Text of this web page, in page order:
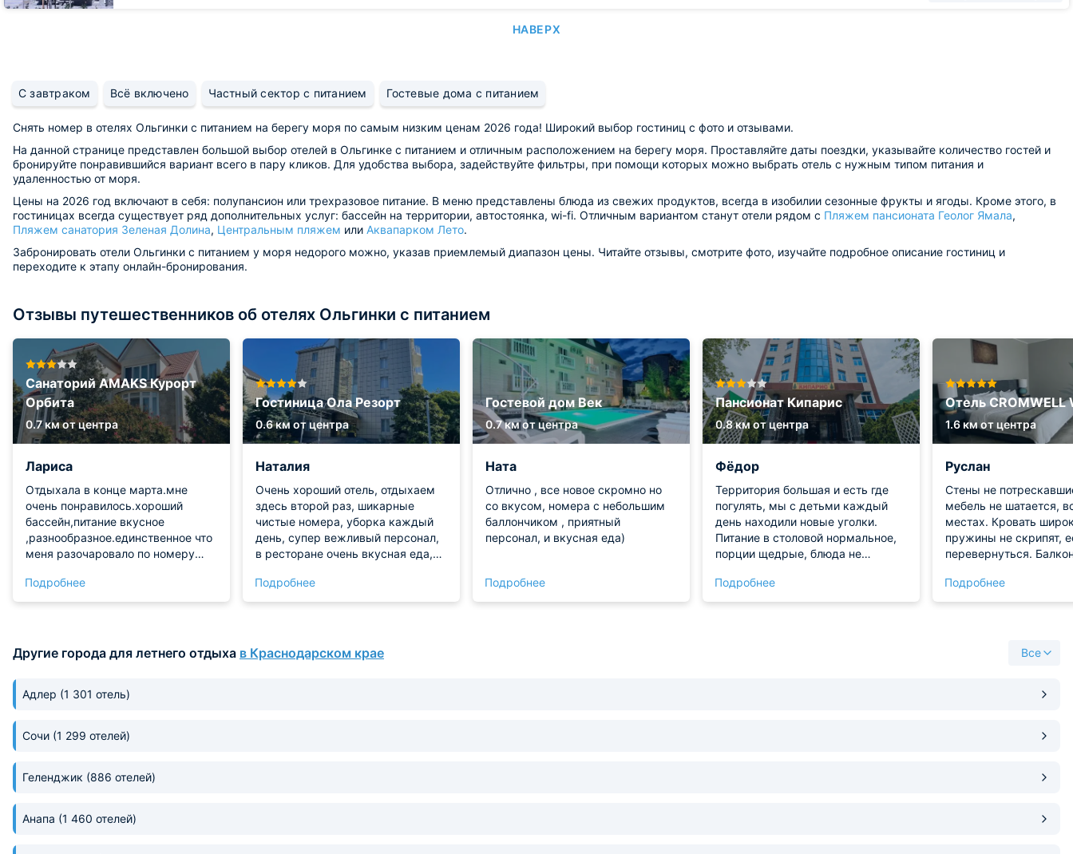
НАВЕРХ
С завтраком Всё включено Частный сектор с питанием Гостевые дома с питанием
Снять номер в отелях Ольгинки с питанием на берегу моря по самым низким ценам 2026 года! Широкий выбор гостиниц с фото и отзывами.
На данной странице представлен большой выбор отелей в Ольгинке c питанием и отличным расположением на берегу моря. Проставляйте даты поездки, указывайте количество гостей и
бронируйте понравившийся вариант всего в пару кликов. Для удобства выбора, задействуйте фильтры, при помощи которых можно выбрать отель с нужным типом питания и
удаленностью от моря.
Цены на 2026 год включают в себя: полупансион или трехразовое питание. В меню представлены блюда из свежих продуктов, всегда в изобилии сезонные фрукты и ягоды. Кроме этого, в
гостиницах всегда существует ряд дополнительных услуг: бассейн на территории, автостоянка, wi-fi. Отличным вариантом станут отели рядом с Пляжем пансионата Геолог Ямала,
Пляжем санатория Зеленая Долина, Центральным пляжем или Аквапарком Лето.
Забронировать отели Ольгинки с питанием у моря недорого можно, указав приемлемый диапазон цены. Читайте отзывы, смотрите фото, изучайте подробное описание гостиниц и
переходите к этапу онлайн-бронирования.
Отзывы путешественников об отелях Ольгинки с питанием
Санаторий AMAKS Курорт
Орбита
0.7 км от центра
Лариса
Отдыхала в конце марта.мне
очень понравилось.хороший
бассейн,питание вкусное
,разнообразное.единственное что
меня разочаровало по номеру
шторах. Персонал очень
дружелюбный,всё
Подробнее
Гостиница Ола Резорт
0.6 км от центра
Наталия
Очень хороший отель, отдыхаем
здесь второй раз, шикарные
чистые номера, уборка каждый
день, супер вежливый персонал,
в ресторане очень вкусная еда,
Подробнее
Гостевой дом Век
0.7 км от центра
Ната
Отлично , все новое скромно но
со вкусом, номера с небольшим
баллончиком , приятный
персонал, и вкусная еда)
Подробнее
Пансионат Кипарис
0.8 км от центра
Фёдор
Территория большая и есть где
погулять, мы с детьми каждый
день находили новые уголки.
Питание в столовой нормальное,
порции щедрые, блюда не
Номера чистые, уборка каждый
день, без нареканий. Бассейн
Подробнее
Отель CROMWELL
1.6 км от центра
Руслан
Стены не
мебель не шатается,
местах. Кровать
пружины не скрипят,
перевернуться.
не на море, но и не на
деревья, кусты, глазу
Подробнее
Другие города для летнего отдыха в Краснодарском крае Все
Адлер (1 301 отель)
Сочи (1 299 отелей)
Геленджик (886 отелей)
Анапа (1 460 отелей)